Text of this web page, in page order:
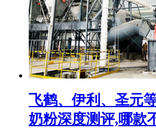
飞鹤、伊利、圣元
奶粉深度测评,哪款